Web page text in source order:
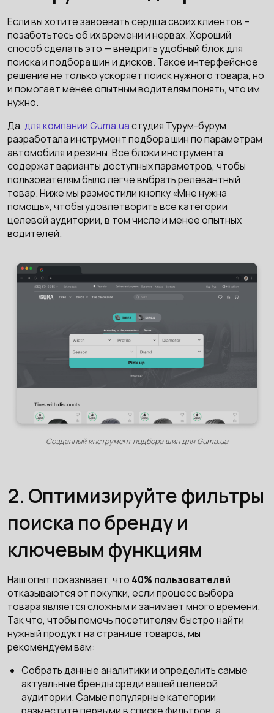
Если вы хотите завоевать сердца своих клиентов –
позаботьтесь об их времени и нервах. Хороший
способ сделать это — внедрить удобный блок для
поиска и подбора шин и дисков. Такое интерфейсное
решение не только ускоряет поиск нужного товара, но
и помогает менее опытным водителям понять, что им
нужно.
Да, для компании Guma.uaстудия Турум-бурум
разработала инструмент подбора шин по параметрам
автомобиля и резины. Все блоки инструмента
содержат варианты доступных параметров, чтобы
пользователям было легче выбрать релевантный
товар. Ниже мы разместили кнопку «Мне нужна
помощь», чтобы удовлетворить все категории
целевой аудитории, в том числе и менее опытных
водителей.
Созданный инструмент подбора шин для Guma.ua
2. Оптимизируйте фильтры
поиска по бренду и
ключевым функциям
Наш опыт показывает, что 40% пользователей
отказываются от покупки, если процесс выбора
товара является сложным и занимает много времени.
Так что, чтобы помочь посетителям быстро найти
нужный продукт на странице товаров, мы
рекомендуем вам:
Собрать данные аналитики и определить самые
актуальные бренды среди вашей целевой
аудитории. Самые популярные категории
разместите первыми в списке фильтров, а